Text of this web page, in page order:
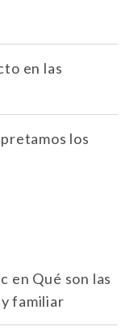
en las
los
en Qué son las
familiar